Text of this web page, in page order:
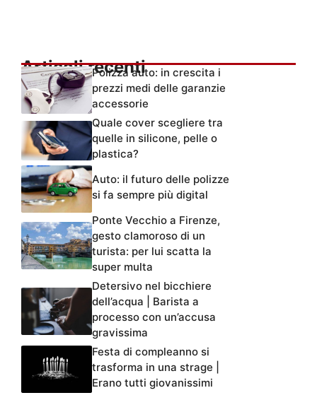
Articoli recentiPolizza auto: in crescita i
prezzi medi delle garanzie
accessorie
Quale cover scegliere tra
quelle in silicone, pelle o
plastica?
Auto: il futuro delle polizze
si fa sempre più digital
Ponte Vecchio a Firenze,
gesto clamoroso di un
turista: per lui scatta la
super multa
Detersivo nel bicchiere
dell’acqua | Barista a
processo con un’accusa
gravissima
Festa di compleanno si
trasforma in una strage |
Erano tutti giovanissimi